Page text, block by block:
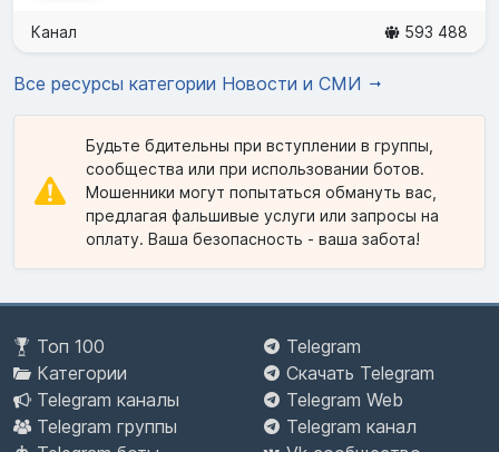
Канал 593 488
Все ресурсы категории Новости и СМИ
Будьте бдительны при вступлении в группы,
сообщества или при использовании ботов.
Мошенники могут попытаться обмануть вас,
предлагая фальшивые услуги или запросы на
оплату. Ваша безопасность - ваша забота!
Топ 100
Категории
Telegram каналы
Telegram группы
Telegram
Скачать Telegram
Telegram Web
Telegram канал